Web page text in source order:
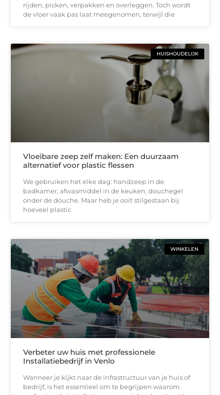
rijden, picken, verpakken en overleggen. Toch wordt
de vloer vaak pas laat meegenomen, terwijl die
HUISHOUDELIJK
Vloeibare zeep zelf maken: Een duurzaam
alternatief voor plastic flessen
We gebruiken het elke dag: handzeep in de
badkamer, afwasmiddel in de keuken, douchegel
onder de douche. Maar heb je ooit stilgestaan bij
hoeveel plastic
WINKELEN
Verbeter uw huis met professionele
Installatiebedrijf in Venlo
Wanneer je kijkt naar de infrastructuur van je huis of
bedrijf, is het essentieel om te begrijpen waarom